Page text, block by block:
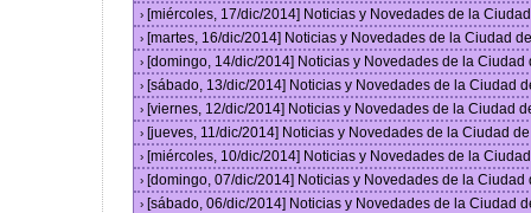
› [miércoles, 17/dic/2014] Noticias y Novedades de la
› [martes, 16/dic/2014] Noticias y Novedades de la Ciudad
› [domingo, 14/dic/2014] Noticias y Novedades de la
› [sábado, 13/dic/2014] Noticias y Novedades de la Ciudad
› [viernes, 12/dic/2014] Noticias y Novedades de la Ciudad
› [jueves, 11/dic/2014] Noticias y Novedades de la Ciudad
› [miércoles, 10/dic/2014] Noticias y Novedades de la
› [domingo, 07/dic/2014] Noticias y Novedades de la
› [sábado, 06/dic/2014] Noticias y Novedades de la Ciudad